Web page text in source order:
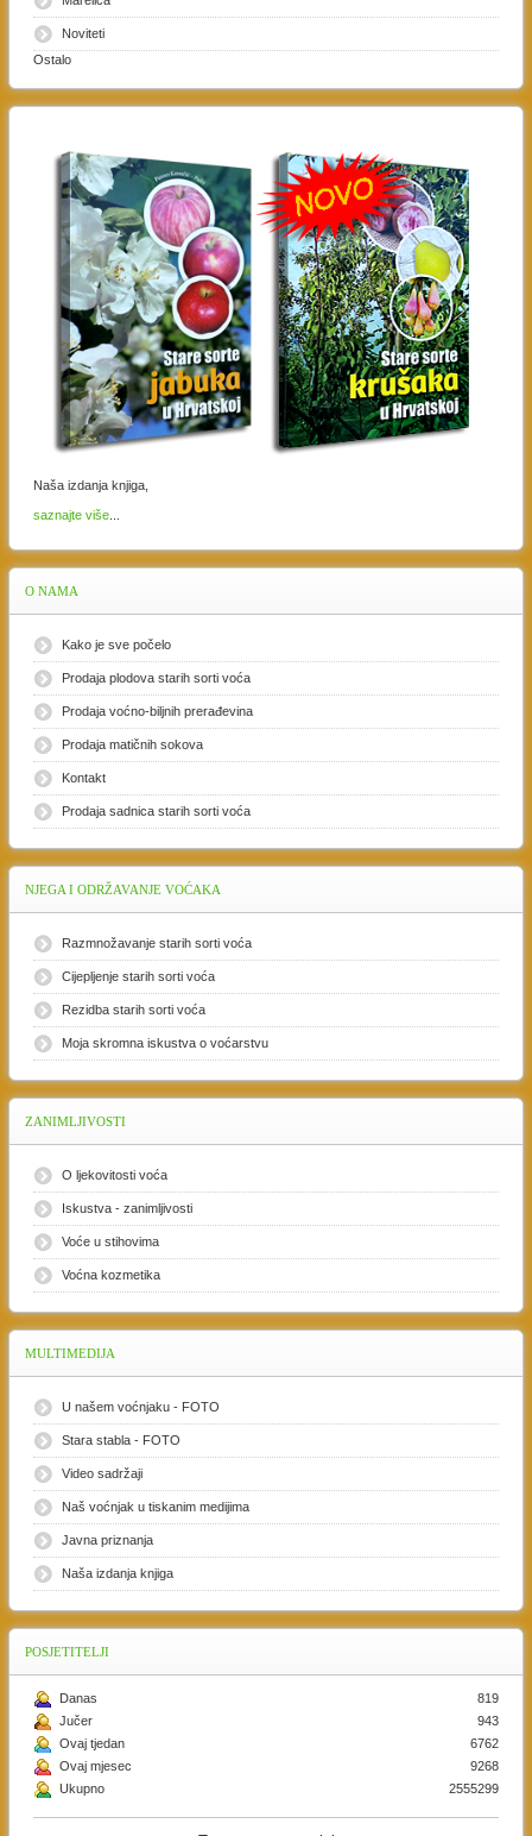
Noviteti
Ostalo
Naša izdanja knjiga,
saznajte više
O NAMA
Kako je sve počelo
Prodaja plodova starih sorti voća
Prodaja voćno-biljnih prerađevina
Prodaja matičnih sokova
Kontakt
Prodaja sadnica starih sorti voća
NJEGA I ODRŽAVANJE VOĆAKA
Razmnožavanje starih sorti voća
Cijepljenje starih sorti voća
Rezidba starih sorti voća
Moja skromna iskustva o voćarstvu
ZANIMLJIVOSTI
O ljekovitosti voća
Iskustva - zanimljivosti
Voće u stihovima
Voćna kozmetika
MULTIMEDIJA
U našem voćnjaku - FOTO
Stara stabla - FOTO
Video sadržaji
Naš voćnjak u tiskanim medijima
Javna priznanja
Naša izdanja knjiga
POSJETITELJI
Danas
819
Jučer
943
Ovaj tjedan
6762
Ovaj mjesec
9268
Ukupno
2555299